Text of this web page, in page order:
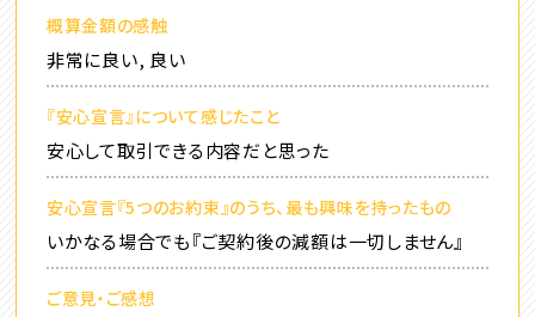
概算金額の感触
非常に良い, 良い
『安心宣言』について感じたこと
安心して取引できる内容だと思った
安心宣言『5つのお約束』のうち、最も興味を持ったもの
いかなる場合でも『ご契約後の減額は一切しません』
ご意見・ご感想